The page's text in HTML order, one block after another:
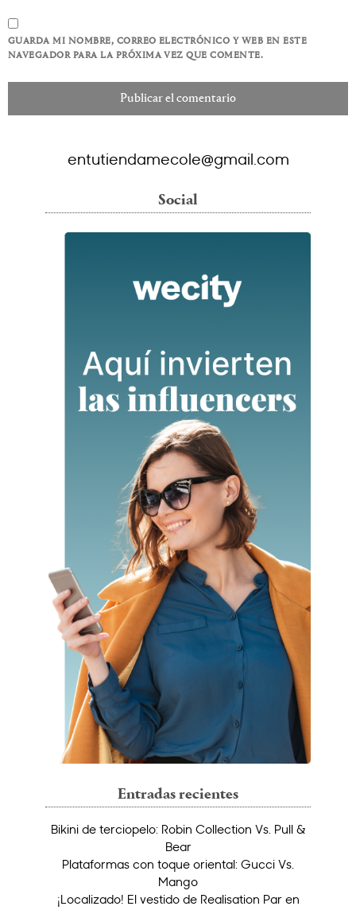
GUARDA MI NOMBRE, CORREO ELECTRÓNICO Y WEB EN ESTE
NAVEGADOR PARA LA PRÓXIMA VEZ QUE COMENTE.
entutiendamecole@gmail.com
Social
Entradas recientes
Bikini de terciopelo: Robin Collection Vs. Pull &
Bear
Plataformas con toque oriental: Gucci Vs.
Mango
¡Localizado! El vestido de Realisation Par en